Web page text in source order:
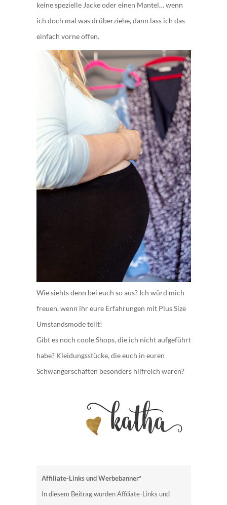
keine spezielle Jacke oder einen Mantel… wenn
ich doch mal was drüberziehe, dann lass ich das
einfach vorne offen.
Wie siehts denn bei euch so aus? Ich würd mich
freuen, wenn ihr eure Erfahrungen mit Plus Size
Umstandsmode teilt!
Gibt es noch coole Shops, die ich nicht aufgeführt
habe? Kleidungsstücke, die euch in euren
Schwangerschaften besonders hilfreich waren?
Affiliate-Links und Werbebanner*
In diesem Beitrag wurden Affiliate-Links und